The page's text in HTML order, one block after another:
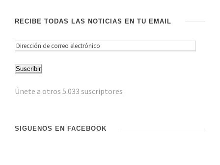
RECIBE TODAS LAS NOTICIAS EN TU EMAIL
D
r
c
i
Suscribir
Únete a otros 5.033 suscriptores
SÍGUENOS EN FACEBOOK